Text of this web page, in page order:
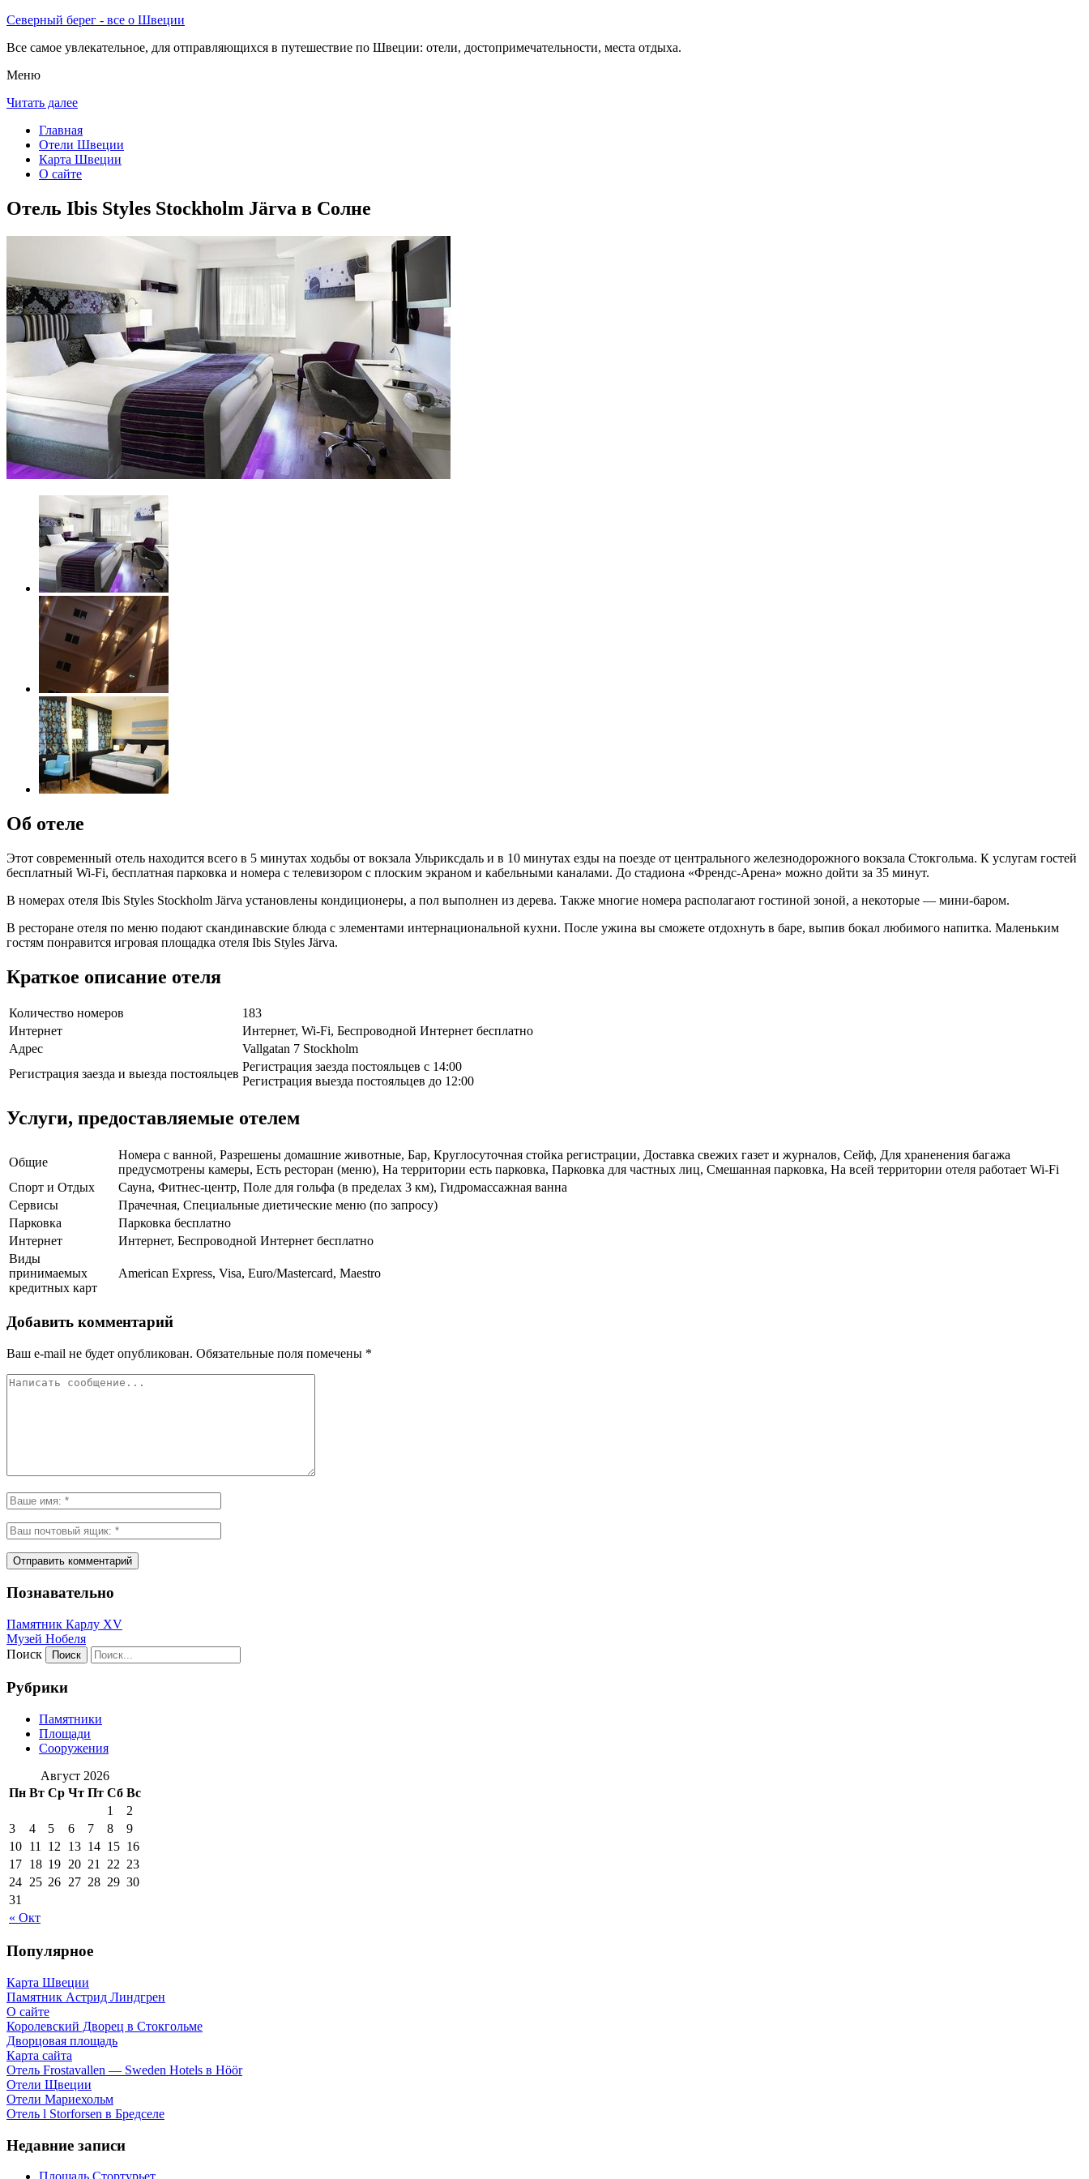
Северный берег - все о Швеции
Все самое увлекательное, для отправляющихся в путешествие по Швеции: отели, достопримечательности, места отдыха.
Меню
Читать далее
Главная
Отели Швеции
Карта Швеции
О сайте
Отель Ibis Styles Stockholm Järva в Солне
Об отеле
Этот современный отель находится всего в 5 минутах ходьбы от вокзала Ульриксдаль и в 10 минутах езды на поезде от центрального железнодорожного вокзала Стокгольма. К услугам гостей
бесплатный Wi-Fi, бесплатная парковка и номера с телевизором с плоским экраном и кабельными каналами. До стадиона «Френдс-Арена» можно дойти за 35 минут.
В номерах отеля Ibis Styles Stockholm Järva установлены кондиционеры, а пол выполнен из дерева. Также многие номера располагают гостиной зоной, а некоторые — мини-баром.
В ресторане отеля по меню подают скандинавские блюда с элементами интернациональной кухни. После ужина вы сможете отдохнуть в баре, выпив бокал любимого напитка. Маленьким
гостям понравится игровая площадка отеля Ibis Styles Järva.
Краткое описание отеля
Количество номеров
183
Интернет
Интернет, Wi-Fi, Беспроводной Интернет бесплатно
Адрес
Vallgatan 7 Stockholm
Регистрация заезда и выезда постояльцев
Регистрация заезда постояльцев с 14:00
Регистрация выезда постояльцев до 12:00
Услуги, предоставляемые отелем
Общие
Номера с ванной, Разрешены домашние животные, Бар, Круглосуточная стойка регистрации, Доставка свежих газет и журналов, Сейф, Для храненения багажа
предусмотрены камеры, Есть ресторан (меню), На территории есть парковка, Парковка для частных лиц, Смешанная парковка, На всей территории отеля работает Wi-Fi
Спорт и Отдых
Сауна, Фитнес-центр, Поле для гольфа (в пределах 3 км), Гидромассажная ванна
Сервисы
Прачечная, Специальные диетические меню (по запросу)
Парковка
Парковка бесплатно
Интернет
Интернет, Беспроводной Интернет бесплатно
Виды
принимаемых
кредитных карт
American Express, Visa, Euro/Mastercard, Maestro
Добавить комментарий
Ваш e-mail не будет опубликован. Обязательные поля помечены *
Познавательно
Памятник Карлу XV
Музей Нобеля
Поиск
Рубрики
Памятники
Площади
Сооружения
Август 2026
Пн Вт Ср Чт Пт Сб Вс
« Окт
1
2
3
4 5 6 7 8
9
10 11 12 13 14 15 16
17 18 19 20 21 22 23
24 25 26 27 28 29 30
31
Популярное
Карта Швеции
Памятник Астрид Линдгрен
О сайте
Королевский Дворец в Стокгольме
Дворцовая площадь
Карта сайта
Отель Frostavallen — Sweden Hotels в Höör
Отели Щвеции
Отели Мариехольм
Отель l Storforsen в Бредселе
Недавние записи